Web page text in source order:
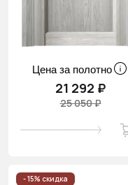
Цена за полотно
21 292 ₽
25 050 ₽
- 15% скидка